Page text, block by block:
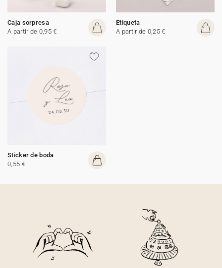
Caja sorpresa
A partir de 0,95 €
Etiqueta
A partir de 0,25 €
Sticker de boda
0,55 €